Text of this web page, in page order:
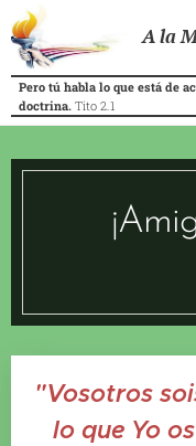
A la
Pero tú habla lo que está de
doctrina. Tito 2.1
"Vosotros
lo que Yo